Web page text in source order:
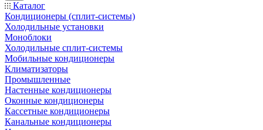
Каталог
Кондиционеры (сплит-системы)
Холодильные установки
Моноблоки
Холодильные сплит-системы
Мобильные кондиционеры
Климатизаторы
Промышленные
Настенные кондиционеры
Оконные кондиционеры
Кассетные кондиционеры
Канальные кондиционеры